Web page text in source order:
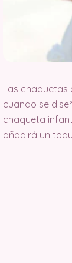
Las chaquetas
cuando se
chaqueta
añadirá un